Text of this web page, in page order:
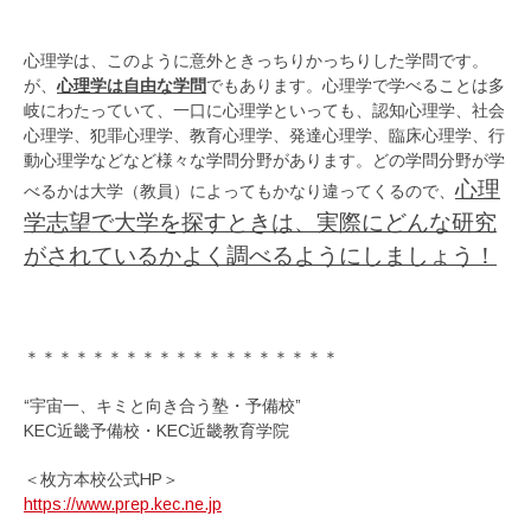
心理学は、このように意外ときっちりかっちりした学問です。
が、 心理学は自由な学問でもあります。心理学で学べることは多
岐にわたっていて、一口に心理学といっても、認知心理学、社会
心理学、犯罪心理学、教育心理学、発達心理学、臨床心理学、行
動心理学などなど様々な学問分野があります。どの学問分野が学
べるかは大学（教員）によってもかなり違ってくるので、心理
学志望で大学を探すときは、実際にどんな研究
がされているかよく調べるようにしましょう！
＊＊＊＊＊＊＊＊＊＊＊＊＊＊＊＊＊＊＊
“宇宙一、キミと向き合う塾・予備校”
KEC近畿予備校・KEC近畿教育学院
＜枚方本校公式HP＞
https://www.prep.kec.ne.jp